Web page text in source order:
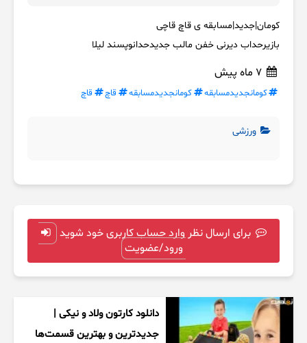
کومان|جدید|مسابقه ی قاچ قاچی
بازیرحداب دیرنی خفن مالب جدیدحدانوپسند لیلا
7 ماه پیش
کومانجدیدمسابقه کومانجدیدمسابقه قاچ قاچ
ورزشی
برای ارسال نظر وارد حساب کاربری خود شوید
ورود/عضویت
دانلود کارتون ولاد و نیکی |
جدیدترین و بهترین قسمت‌ها